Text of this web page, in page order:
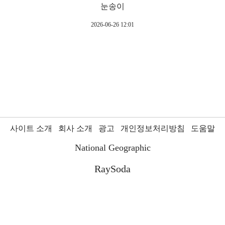
눈송이
2026-06-26 12:01
사이트 소개 회사 소개 광고 개인정보처리방침 도움말
National Geographic
RaySoda